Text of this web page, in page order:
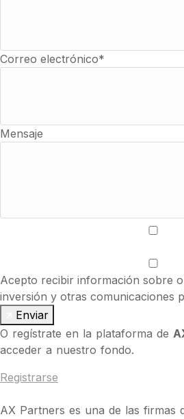
Correo electrónico*
Mensaje
Acepto recibir información sobre
inversión y otras comunicaciones
Enviar
O regístrate en la plataforma de
acceder a nuestro fondo.
Registrarse
AX Partners es una de las firmas